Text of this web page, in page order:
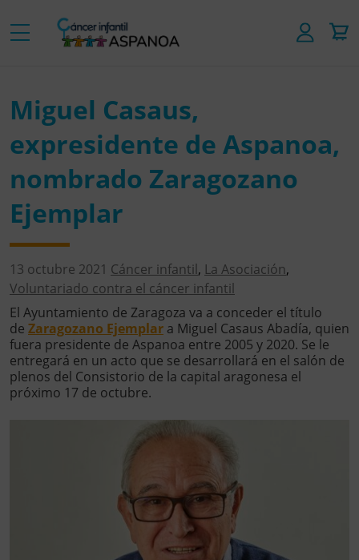
Miguel Casaus,
expresidente de Aspanoa,
nombrado Zaragozano
Ejemplar
13 octubre 2021 Cáncer infantil, La Asociación,
Voluntariado contra el cáncer infantil
El Ayuntamiento de Zaragoza va a conceder el título
de Zaragozano Ejemplar a Miguel Casaus Abadía, quien
fuera presidente de Aspanoa entre 2005 y 2020. Se le
entregará en un acto que se desarrollará en el salón de
plenos del Consistorio de la capital aragonesa el
próximo 17 de octubre.